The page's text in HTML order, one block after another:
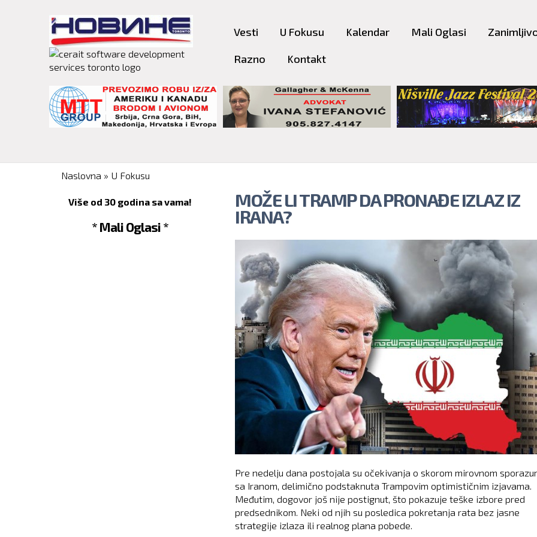
content
Vesti U Fokusu Kalendar Mali Oglasi
Razno Kontakt
You are here
Naslovna » U Fokusu
Više od 30 godina sa vama!
* Mali Oglasi *
MOŽE LI TRAMP DA PRONAĐE IZLAZ IZ
IRANA?
Pre nedelju dana postojala su očekivanja o skorom mirovnom
sa Iranom, delimično podstaknuta Trampovim optimističnim izjavama.
Međutim, dogovor još nije postignut, što pokazuje teške izbore pred
predsednikom. Neki od njih su posledica pokretanja rata bez jasne
strategije izlaza ili realnog plana pobede.